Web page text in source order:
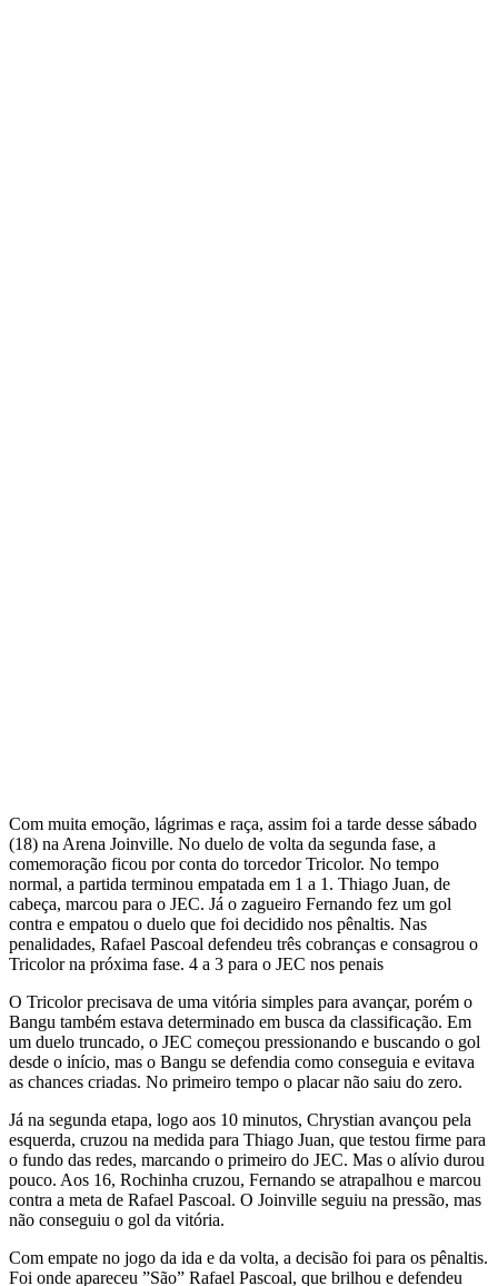
Com muita emoção, lágrimas e raça, assim foi a tarde desse sábado
(18) na Arena Joinville. No duelo de volta da segunda fase, a
comemoração ficou por conta do torcedor Tricolor. No tempo
normal, a partida terminou empatada em 1 a 1. Thiago Juan, de
cabeça, marcou para o JEC. Já o zagueiro Fernando fez um gol
contra e empatou o duelo que foi decidido nos pênaltis. Nas
penalidades, Rafael Pascoal defendeu três cobranças e consagrou o
Tricolor na próxima fase. 4 a 3 para o JEC nos penais
O Tricolor precisava de uma vitória simples para avançar, porém o
Bangu também estava determinado em busca da classificação. Em
um duelo truncado, o JEC começou pressionando e buscando o gol
desde o início, mas o Bangu se defendia como conseguia e evitava
as chances criadas. No primeiro tempo o placar não saiu do zero.
Já na segunda etapa, logo aos 10 minutos, Chrystian avançou pela
esquerda, cruzou na medida para Thiago Juan, que testou firme para
o fundo das redes, marcando o primeiro do JEC. Mas o alívio durou
pouco. Aos 16, Rochinha cruzou, Fernando se atrapalhou e marcou
contra a meta de Rafael Pascoal. O Joinville seguiu na pressão, mas
não conseguiu o gol da vitória.
Com empate no jogo da ida e da volta, a decisão foi para os pênaltis.
Foi onde apareceu ”São” Rafael Pascoal, que brilhou e defendeu